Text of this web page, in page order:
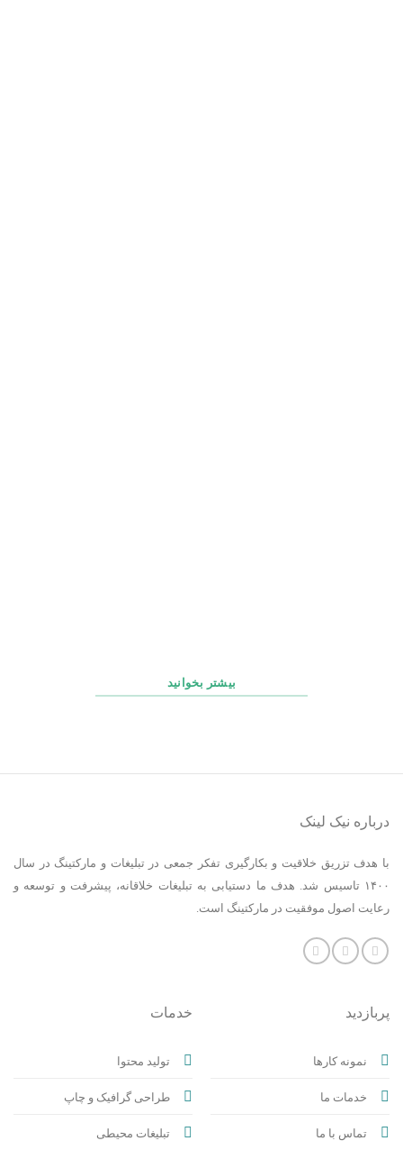
بیشتر بخوانید
درباره نیک لینک
با هدف تزریق خلاقیت و بکارگیری تفکر جمعی در تبلیغات و مارکتینگ در سال
۱۴۰۰ تاسیس شد. هدف ما دستیابی به تبلیغات خلاقانه، پیشرفت و توسعه و
رعایت اصول موفقیت در مارکتینگ است.
پربازدید
نمونه کارها
خدمات ما
تماس با ما
خدمات
تولید محتوا
طراحی گرافیک و چاپ
تبلیغات محیطی